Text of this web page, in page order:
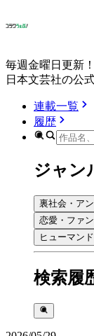
毎週金曜日更新
日本文芸社の公
連載一覧
履歴
ジャン
裏社会・ア
恋愛・ファ
ヒューマン
検索履